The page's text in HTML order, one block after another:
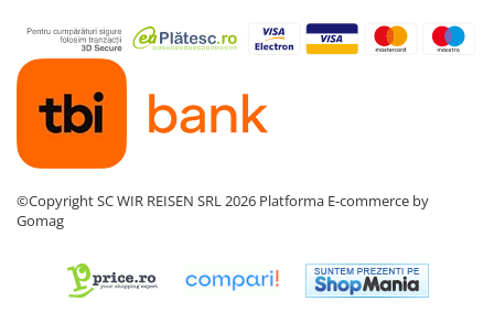
©Copyright SC WIR REISEN SRL 2026 Platforma E-commerce by
Gomag